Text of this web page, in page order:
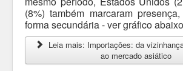
(8%) também marcaram
forma secundária - ver gráfico
Leia mais: Importações: da
ao mercado asiático